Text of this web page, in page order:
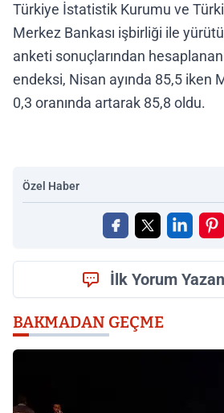
Türkiye İstatistik Kurumu ve
Merkez Bankası işbirliği ile
anketi sonuçlarından
endeksi, Nisan ayında 85,5 iken
0,3 oranında artarak 85,8 oldu.
Özel Haber
İlk Yorum
BAKMADAN GEÇME